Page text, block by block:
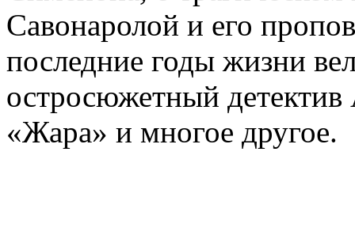
Савонаролой и его
последние годы жизни
остросюжетный детектив
«Жара» и многое другое.